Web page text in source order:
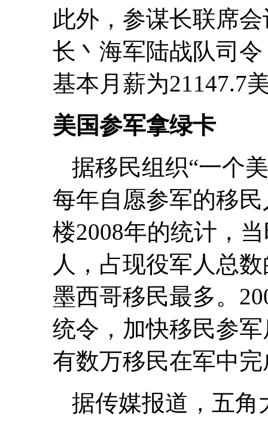
此外，参谋长联席
长丶海军陆战队司
基本月薪为21147.7
美国参军拿绿卡
据移民组织“一个
每年自愿参军的移
楼2008年的统计，
人，占现役军人总
墨西哥移民最多。
统令，加快移民参
有数万移民在军中
据传媒报道，五角